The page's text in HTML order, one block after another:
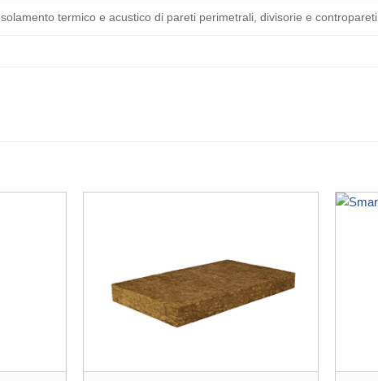
Isolamento termico e acustico di pareti perimetrali, divisorie e contropareti